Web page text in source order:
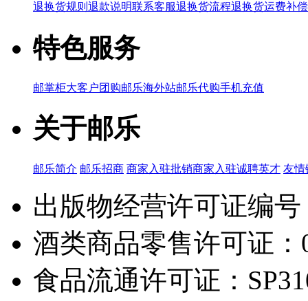
退换货规则 退款说明联系客服退换货流程退换货运费补
特色服务
邮掌柜大客户团购邮乐海外站邮乐代购手机充值
关于邮乐
邮乐简介 邮乐招商 商家入驻批销商家入驻诚聘英才 友情
出版物经营许可证编
酒类商品零售许可证：
食品流通许可证：